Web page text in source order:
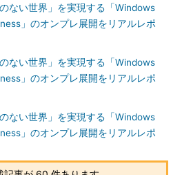
、ドキュメント作成、事例取材など
『山市良のえぬなんとかわーる
のない世界」を実現する「Windows
」のオンプレ展開をリアルレポ
のない世界」を実現する「Windows
」のオンプレ展開をリアルレポ
のない世界」を実現する「Windows
」のオンプレ展開をリアルレポ